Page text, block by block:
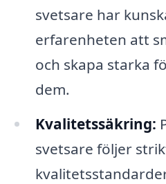
svetsare har
erfarenheten att
och skapa starka
dem.
Kvalitetssäkring:
svetsare följer